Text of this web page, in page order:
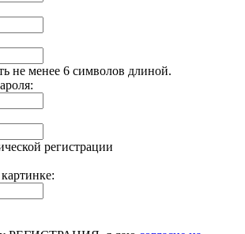
не менее 6 символов длиной.
регистрации